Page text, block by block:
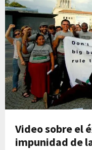
Video sobre el
impunidad de